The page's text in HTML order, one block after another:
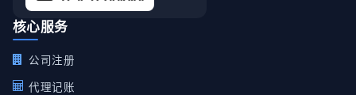
核心服务
公司注册
代理记账